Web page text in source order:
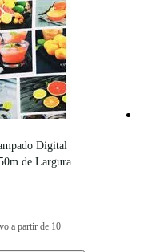
Digital
de Largura
a partir de 10